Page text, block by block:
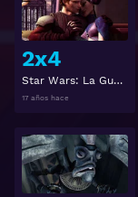
2x4
Star Wars: La Guerra de los Clones 2x4
17 años hace